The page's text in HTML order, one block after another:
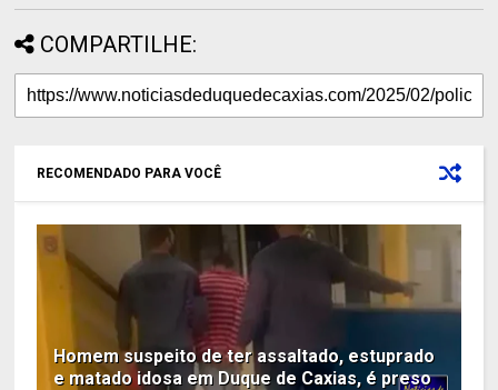
COMPARTILHE:
RECOMENDADO PARA VOCÊ
Homem suspeito de ter assaltado, estuprado
e matado idosa em Duque de Caxias, é preso